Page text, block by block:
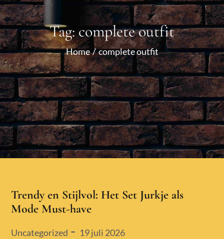
Tag:complete outfit
Home complete outfit
Trendy en Stijlvol: Het Set Jurkje als
Mode Must-have
Uncategorized
Posted
19 juli 2026